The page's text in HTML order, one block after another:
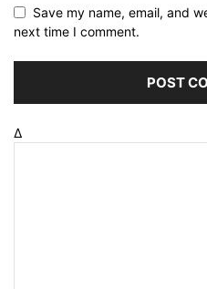
Save my name, email, and
next time I comment.
Δ